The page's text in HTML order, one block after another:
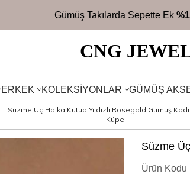
2700TLÜzeri Ücretsiz
CNG
ERKEK KOLEKSIYONLAR GÜMÜŞ
Süzme Üç Halka Kutup Yıldızlı Rosegold Gümüş
Küpe
Süzme
Ürün Kodu